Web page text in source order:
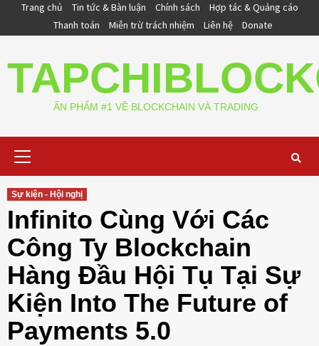
Trang chủ Tin tức & Bàn luận Chính sách
Hợp tác & Quảng cáo
Thanh toán
Miễn trừ trách nhiệm Liên hệ Donate
ẤN PHẨM #1 VỀ BLOCKCHAIN VÀ TRADING
Sự kiện - Hội nghị
Infinito Cùng Với Các
Công Ty Blockchain
Hàng Đầu Hội Tụ Tại Sự
Kiện Into The Future of
Payments 5.0